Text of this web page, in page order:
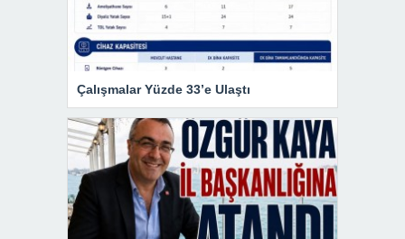
Çalışmalar Yüzde 33’e Ulaştı